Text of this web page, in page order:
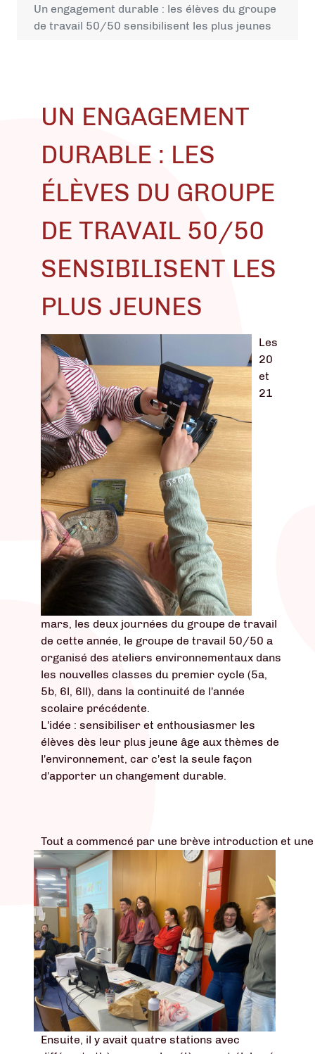
Un engagement durable : les élèves du groupe
de travail 50/50 sensibilisent les plus jeunes
UN ENGAGEMENT
DURABLE : LES
ÉLÈVES DU GROUPE
DE TRAVAIL 50/50
SENSIBILISENT LES
PLUS JEUNES
Les
20
et
21
mars, les deux journées du groupe de travail
de cette année, le groupe de travail 50/50 a
organisé des ateliers environnementaux dans
les nouvelles classes du premier cycle (5a,
5b, 6l, 6ll), dans la continuité de l'année
scolaire précédente.
L'idée : sensibiliser et enthousiasmer les
élèves dès leur plus jeune âge aux thèmes de
l'environnement, car c'est la seule façon
d'apporter un changement durable.
Tout a commencé par une brève introduction et
Ensuite, il y avait quatre stations avec